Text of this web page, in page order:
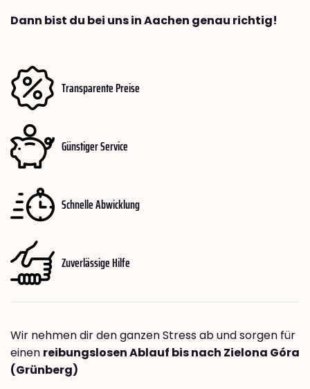
Dann bist du bei uns in Aachen genau richtig!
Transparente Preise
Günstiger Service
Schnelle Abwicklung
Zuverlässige Hilfe
Wir nehmen dir den ganzen Stress ab und sorgen für
einen reibungslosen Ablauf bis nach Zielona Góra
(Grünberg)